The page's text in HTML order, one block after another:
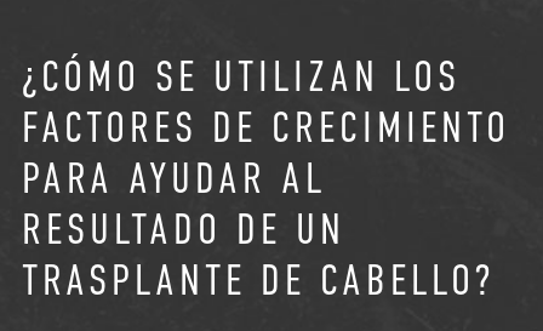
¿CÓMO SE UTILIZAN LOS
FACTORES DE CRECIMIENTO
PARA AYUDAR AL
RESULTADO DE UN
TRASPLANTE DE CABELLO?